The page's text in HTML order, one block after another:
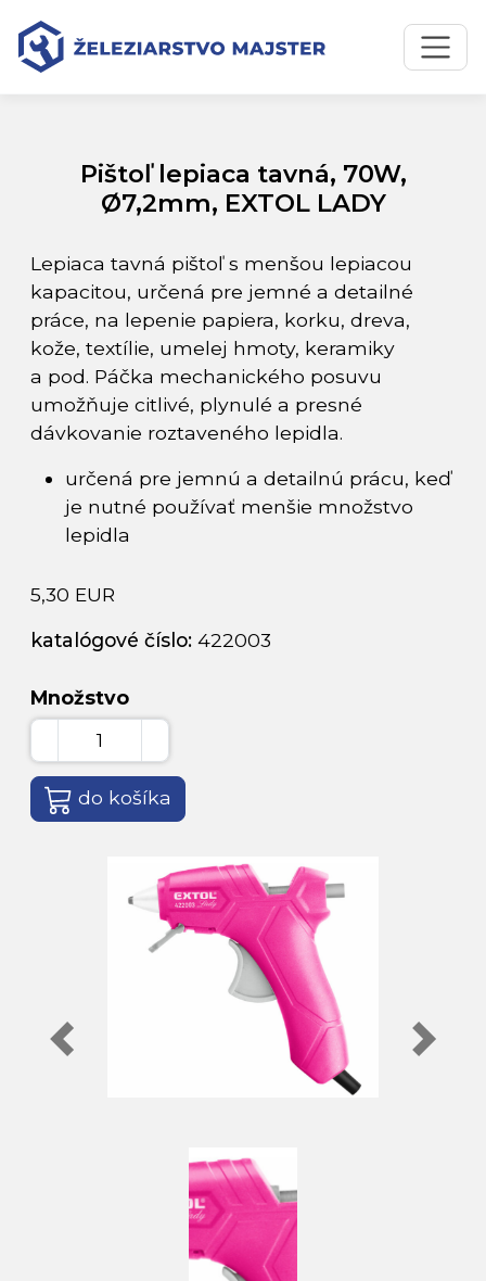
Preskočiť na obsah
Preskočiť na hlavné menu
Úvodná stránka
Pištoľ lepiaca tavná, 70W, Ø7,2mm, EXTOL LADY
Pištoľ lepiaca tavná, 70W,
Ø7,2mm, EXTOL LADY
Lepiaca tavná pištoľ s menšou lepiacou
kapacitou, určená pre jemné a detailné
práce, na lepenie papiera, korku, dreva,
kože, textílie, umelej hmoty, keramiky
a pod. Páčka mechanického posuvu
umožňuje citlivé, plynulé a presné
dávkovanie roztaveného lepidla.
určená pre jemnú a detailnú prácu, keď
je nutné používať menšie množstvo
lepidla
5,30 EUR
katalógové číslo: 422003
Množstvo
do košíka